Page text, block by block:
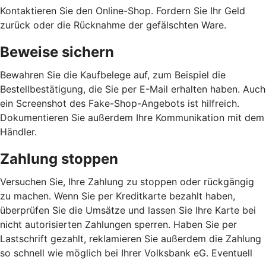
Kontaktieren Sie den Online-Shop. Fordern Sie Ihr Geld
zurück oder die Rücknahme der gefälschten Ware.
Beweise sichern
Bewahren Sie die Kaufbelege auf, zum Beispiel die
Bestellbestätigung, die Sie per E-Mail erhalten haben. Auch
ein Screenshot des Fake-Shop-Angebots ist hilfreich.
Dokumentieren Sie außerdem Ihre Kommunikation mit dem
Händler.
Zahlung stoppen
Versuchen Sie, Ihre Zahlung zu stoppen oder rückgängig
zu machen. Wenn Sie per Kreditkarte bezahlt haben,
überprüfen Sie die Umsätze und lassen Sie Ihre Karte bei
nicht autorisierten Zahlungen sperren. Haben Sie per
Lastschrift gezahlt, reklamieren Sie außerdem die Zahlung
so schnell wie möglich bei Ihrer Volksbank eG. Eventuell